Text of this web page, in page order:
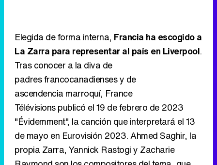
Télévisions publicó el 19 de febrero de 2023
"Évidemment", la canción que interpretará el 13
de mayo en Eurovisión 2023. Ahmed Saghir, la
propia Zarra, Yannick Rastogi y Zacharie
Raymond son los compositores del tema, que
mezcla diferentes estilos, dando lugar a una
canción moderna y vintage a la vez, con
muchos toques franceses y que promete
hacerse más grande en el directo.